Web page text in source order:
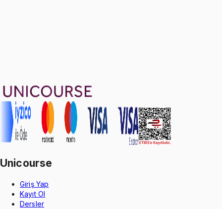
Unicourse
Giriş Yap
Kayıt Ol
Dersler